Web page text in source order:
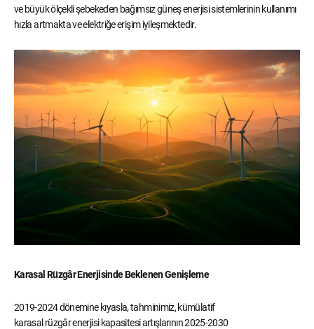
ve büyük ölçekli şebekeden bağımsız güneş enerjisi sistemlerinin kullanımı
hızla artmakta ve elektriğe erişim iyileşmektedir.
Karasal Rüzgâr Enerjisinde Beklenen Genişleme
2019-2024 dönemine kıyasla, tahminimiz, kümülatif
karasal rüzgâr enerjisi kapasitesi artışlarının 2025-2030